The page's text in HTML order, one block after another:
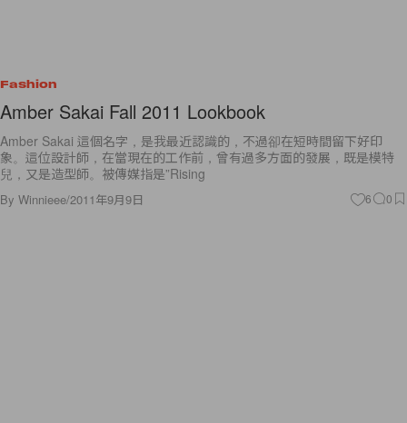
Fashion
Amber Sakai Fall 2011 Lookbook
Amber Sakai 這個名字，是我最近認識的，不過卻在短時間留下好印
象。這位設計師，在當現在的工作前，曾有過多方面的發展，既是模特
兒，又是造型師。被傳媒指是”Rising
By Winnieee/2011年9月9日 6 0